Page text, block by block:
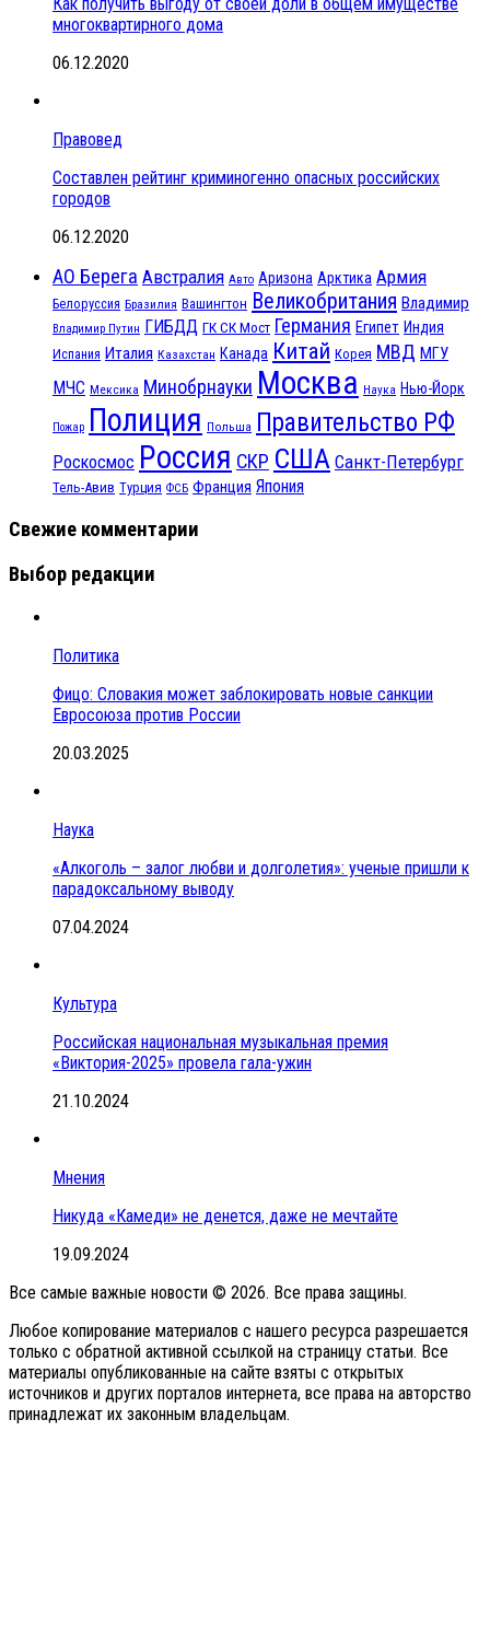
Как получить выгоду от своей доли в общем имуществе
многоквартирного дома
06.12.2020
Правовед
Составлен рейтинг криминогенно опасных российских
городов
06.12.2020
АО Берега Австралия Авто Аризона Арктика Армия
Белоруссия Бразилия Вашингтон Великобритания Владимир
Владимир Путин ГИБДД ГК СК Мост Германия Египет Индия
Испания Италия Казахстан Канада Китай Корея МВД МГУ
МЧС Мексика Минобрнауки Москва Наука Нью-Йорк
Пожар Полиция Польша Правительство РФ
Роскосмос Россия СКР США Санкт-Петербург
Тель-Авив Турция ФСБ Франция Япония
Свежие комментарии
Выбор редакции
Политика
Фицо: Словакия может заблокировать новые санкции
Евросоюза против России
20.03.2025
Наука
«Алкоголь – залог любви и долголетия»: ученые пришли к
парадоксальному выводу
07.04.2024
Культура
Российская национальная музыкальная премия
«Виктория-2025» провела гала-ужин
21.10.2024
Мнения
Никуда «Камеди» не денется, даже не мечтайте
19.09.2024
Все самые важные новости © 2026. Все права защины.
Любое копирование материалов с нашего ресурса разрешается
только с обратной активной ссылкой на страницу статьи. Все
материалы опубликованные на сайте взяты с открытых
источников и других порталов интернета, все права на авторство
принадлежат их законным владельцам.